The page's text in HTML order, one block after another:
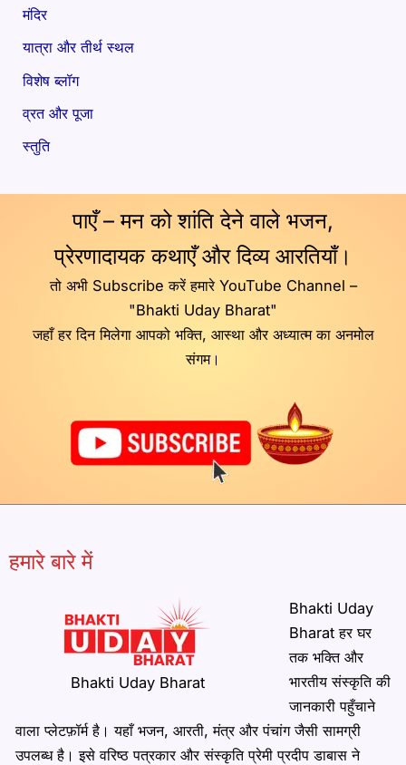
मंदिर
यात्रा और तीर्थ स्थल
विशेष ब्लॉग
व्रत और पूजा
स्तुति
पाएँ – मन को शांति देने वाले भजन,
प्रेरणादायक कथाएँ और दिव्य आरतियाँ।
तो अभी Subscribe करें हमारे YouTube Channel –
"Bhakti Uday Bharat"
जहाँ हर दिन मिलेगा आपको भक्ति, आस्था और अध्यात्म का अनमोल
संगम।
हमारे बारे में
Bhakti Uday Bharat
Bhakti Uday
Bharat हर घर
तक भक्ति और
भारतीय संस्कृति की
जानकारी पहुँचाने
वाला प्लेटफ़ॉर्म है। यहाँ भजन, आरती, मंत्र और पंचांग जैसी सामग्री
उपलब्ध है। इसे वरिष्ठ पत्रकार और संस्कृति प्रेमी प्रदीप डाबास ने